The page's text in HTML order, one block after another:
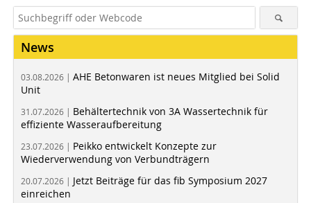
News
03.08.2026 | AHE Betonwaren ist neues Mitglied bei Solid
Unit
31.07.2026 | Behältertechnik von 3A Wassertechnik für
effiziente Wasseraufbereitung
23.07.2026 | Peikko entwickelt Konzepte zur
Wiederverwendung von Verbundträgern
20.07.2026 | Jetzt Beiträge für das fib Symposium 2027
einreichen